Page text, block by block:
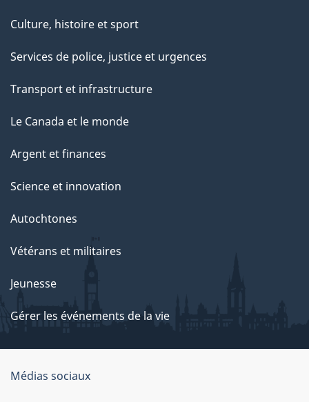
Culture, histoire et sport
Services de police, justice et urgences
Transport et infrastructure
Le Canada et le monde
Argent et finances
Science et innovation
Autochtones
Vétérans et militaires
Jeunesse
Gérer les événements de la vie
Organisation
Médias sociaux